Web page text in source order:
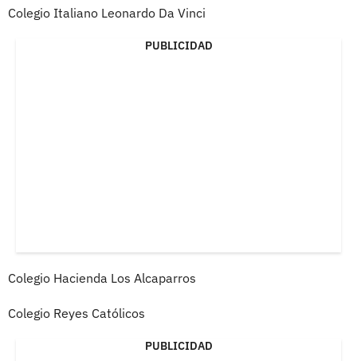
Colegio Italiano Leonardo Da Vinci
PUBLICIDAD
Colegio Hacienda Los Alcaparros
Colegio Reyes Católicos
PUBLICIDAD